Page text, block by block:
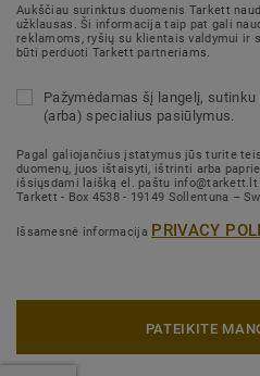
Aukščiau surinktus duomenis Tarkett
užklausas. Ši informacija taip pat gali
reklamoms, ryšių su klientais valdymui ir
būti perduoti Tarkett partneriams.
Pažymėdamas šį langelį,
(arba) specialius pasiūlymus.
Pagal galiojančius įstatymus jūs turite
duomenų, juos ištaisyti, ištrinti arba
išsiųsdami laišką el. paštu
Tarkett - Box 4538 - 19149 Sollentuna –
Išsamesnė informacija PRIVACY
PATEIKITE